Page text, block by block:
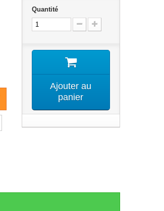
Quantité
Ajouter au
panier